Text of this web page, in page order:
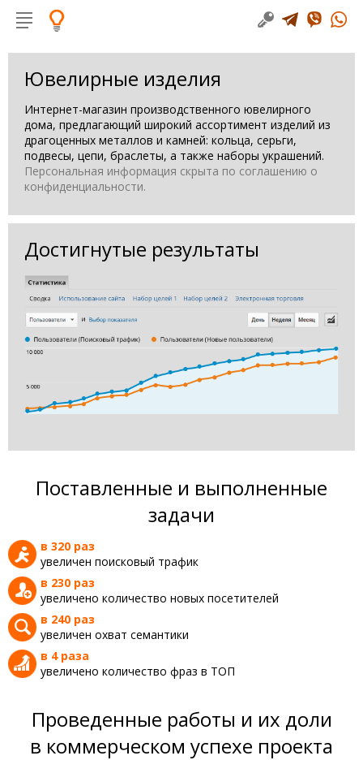
Ювелирные изделия
Интернет-магазин производственного ювелирного
дома, предлагающий широкий ассортимент изделий из
драгоценных металлов и камней: кольца, серьги,
подвесы, цепи, браслеты, а также наборы украшений.
Персональная информация скрыта по соглашению о
конфиденциальности.
Достигнутые результаты
Поставленные и выполненные
задачи
в 320 раз
увеличен поисковый трафик
в 230 раз
увеличено количество новых посетителей
в 240 раз
увеличен охват семантики
в 4 раза
увеличено количество фраз в ТОП
Проведенные работы и их доли
в коммерческом успехе проекта